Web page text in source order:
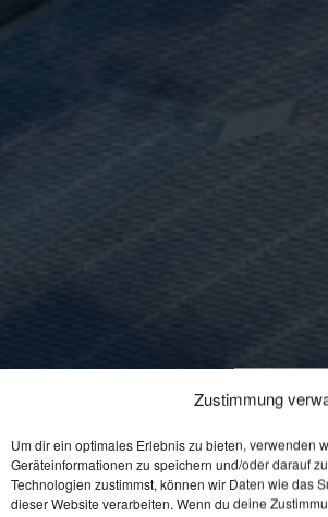
Zustimmung
Um dir ein optimales Erlebnis zu bieten, verwenden
Geräteinformationen zu speichern und/oder darauf
Technologien zustimmst, können wir Daten wie das
dieser Website verarbeiten. Wenn du deine